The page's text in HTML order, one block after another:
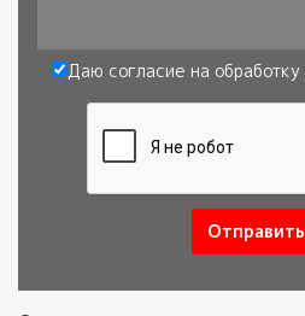
Сообщение
Даю согласие на обработку
Отправить